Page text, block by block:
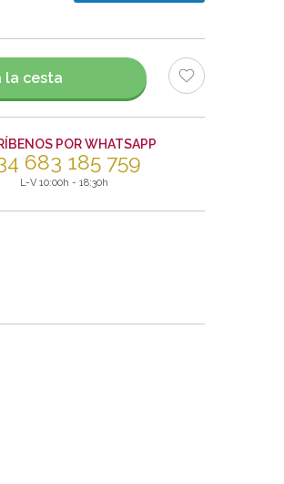
la cesta
POR WHATSAPP
683 185 759
L-V 10:00h - 18:30h